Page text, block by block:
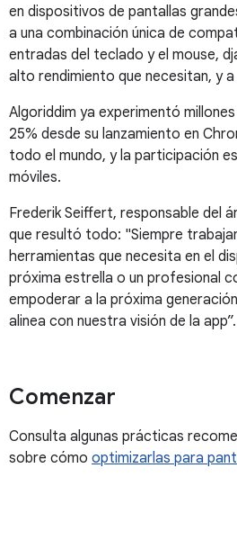
en dispositivos de pantallas
a una combinación única de
entradas del teclado y el mouse,
alto rendimiento que necesitan, y
Algoriddim ya experimentó
25% desde su lanzamiento en
todo el mundo, y la participación
móviles.
Frederik Seiffert, responsable del
que resultó todo: "Siempre
herramientas que necesita en el
próxima estrella o un profesional
empoderar a la próxima
alinea con nuestra visión de la app”.
Comenzar
Consulta algunas prácticas
sobre cómo optimizarlas para